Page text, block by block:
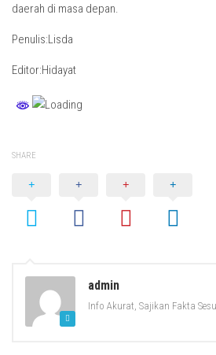
daerah di masa depan.
Penulis:Lisda
Editor:Hidayat
SHARE
admin
Info Akurat, Sajikan Fakta